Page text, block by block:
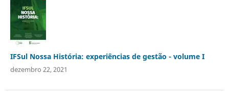
IFSul Nossa História: experiências de gestão - volume I
dezembro 22, 2021